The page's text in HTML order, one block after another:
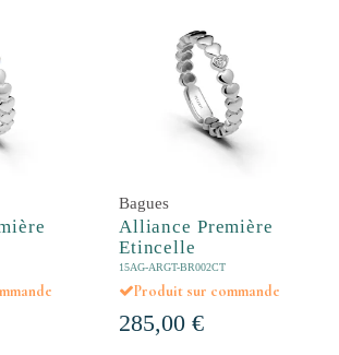
Bagues
Alliance Première
Etincelle
15AG-ARGT-BR002CT
Produit sur commande
285,00 €